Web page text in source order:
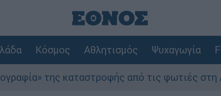
Κόσμος Αθλητισμός Ψυχαγωγία
της καταστροφής από τις φωτιές στη